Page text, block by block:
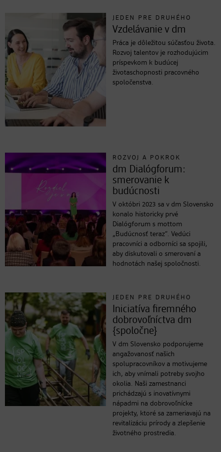
JEDEN PRE DRUHÉHO
Vzdelávanie v dm
Práca je dôležitou súčasťou života.
Rozvoj talentov je rozhodujúcim
príspevkom k budúcej
životaschopnosti pracovného
spoločenstva.
ROZVOJ A POKROK
dm Dialógforum:
smerovanie k
budúcnosti
V októbri 2023 sa v dm Slovensko
konalo historicky prvé
Dialógforum s mottom
„Budúcnosť teraz“. Vedúci
pracovníci a odborníci sa spojili,
aby diskutovali o smerovaní a
hodnotách našej spoločnosti.
JEDEN PRE DRUHÉHO
Iniciatíva firemného
dobrovoľníctva dm
{spoločne}
V dm Slovensko podporujeme
angažovanosť našich
spolupracovníkov a motivujeme
ich, aby vnímali potreby svojho
okolia. Naši zamestnanci
prichádzajú s inovatívnymi
nápadmi na dobrovoľnícke
projekty, ktoré sa zameriavajú na
revitalizáciu prírody a zlepšenie
životného prostredia.